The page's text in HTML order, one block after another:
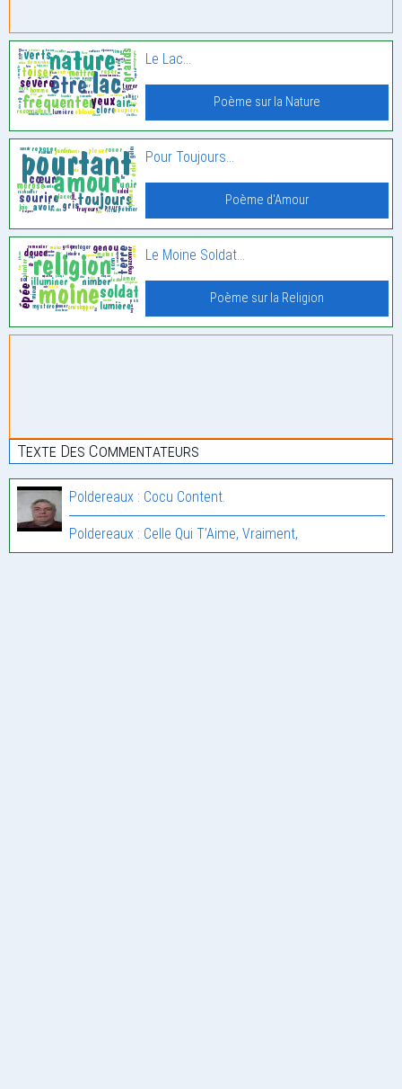
Le Lac…
Poème sur la Nature
Pour Toujours…
Poème d'Amour
Le Moine Soldat…
Poème sur la Religion
Texte Des Commentateurs
Poldereaux : Cocu Content.
Poldereaux : Celle Qui T’Aime, Vraiment,